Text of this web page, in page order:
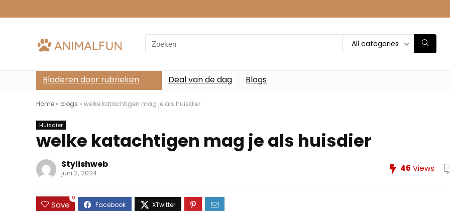
Search
for:
All categories
Bladeren door rubrieken Deal van de dag Blogs
Home » blogs » welke katachtigen mag je als huisdier
Huisdier
welke katachtigen mag je als huisdier
Stylishweb
juni 2, 2024 46 Views
Save
0